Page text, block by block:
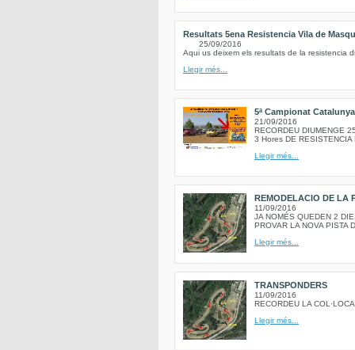
Resultats 5ena Resistencia Vila de
25/09/2016
Aqui us deixem els resultats de la resistencia
Llegir més...
5ª Campionat
21/09/2016
RECORDEU DIUMENGE
3 Hores DE RESISTENCIA
Llegir més...
REMODELACIO DE LA
11/09/2016
JA NOMÉS QUEDEN 2
PROVAR LA NOVA PISTA
Llegir més...
TRANSPONDERS
11/09/2016
RECORDEU LA
Llegir més...